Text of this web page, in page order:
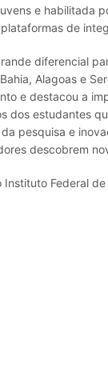
e habilitada
de
diferencial
Alagoas e
e destacou a
dos estudantes
pesquisa e
descobrem
Instituto Federal